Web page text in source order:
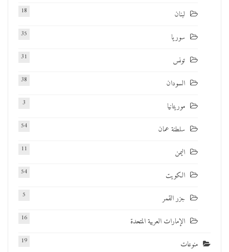
لبنان 18
سوريا 35
تونس 31
السودان 38
موريتانيا 3
سلطنة عمان 54
اليمن 11
الكويت 54
جزر القمر 5
الإمارات العربية المتحدة 16
منوعات 19